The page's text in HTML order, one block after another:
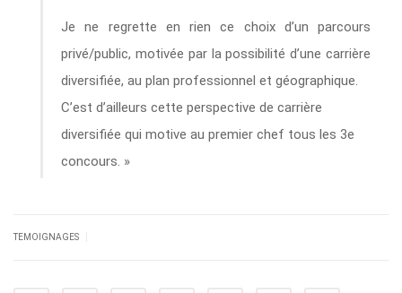
Je ne regrette en rien ce choix d’un parcours
privé/public, motivée par la possibilité d’une carrière
diversifiée, au plan professionnel et géographique.
C’est d’ailleurs cette perspective de carrière
diversifiée qui motive au premier chef tous les 3e
concours. »
TEMOIGNAGES